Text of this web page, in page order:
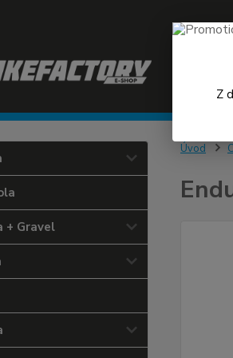
+ Gravel
Úvod
Z